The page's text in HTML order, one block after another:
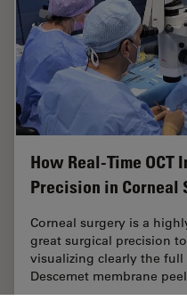
How Real-Time OCT
Precision in Corneal
Corneal surgery is a
great surgical precision
visualizing clearly the
Descemet membrane